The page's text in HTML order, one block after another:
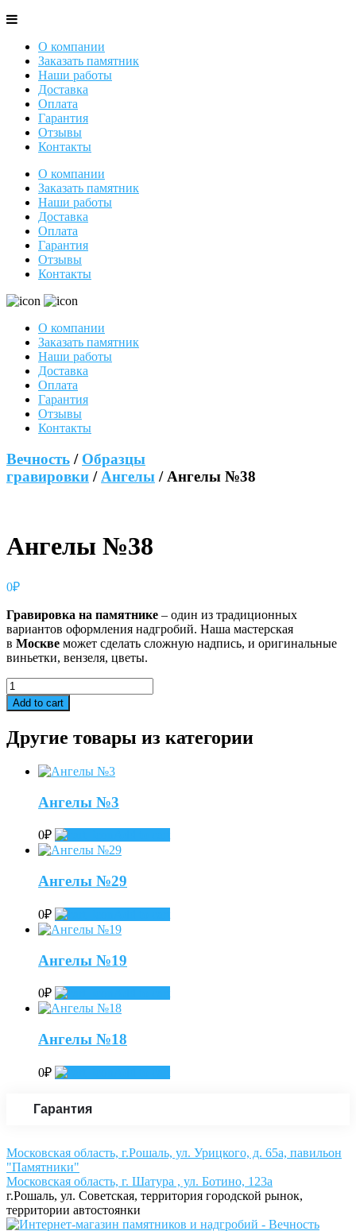
О компании
Заказать памятник
Наши работы
Доставка
Оплата
Гарантия
Отзывы
Контакты
О компании
Заказать памятник
Наши работы
Доставка
Оплата
Гарантия
Отзывы
Контакты
О компании
Заказать памятник
Наши работы
Доставка
Оплата
Гарантия
Отзывы
Контакты
Вечность / Образцы
гравировки / Ангелы / Ангелы №38
Ангелы №38
0₽
Гравировка на памятнике – один из традиционных
вариантов оформления надгробий. Наша мастерская
в Москве может сделать сложную надпись, и оригинальные
виньетки, вензеля, цветы.
Ангелы
№38
quantity
Add to cart
Другие товары из категории
Ангелы №3
0₽
Ангелы №29
0₽
Ангелы №19
0₽
Ангелы №18
0₽
Гарантия
Московская область, г.Рошаль, ул. Урицкого, д. 65а, павильон
"Памятники"
Московская область, г. Шатура , ул. Ботино, 123а
г.Рошаль, ул. Советская, территория городской рынок,
территории автостоянки